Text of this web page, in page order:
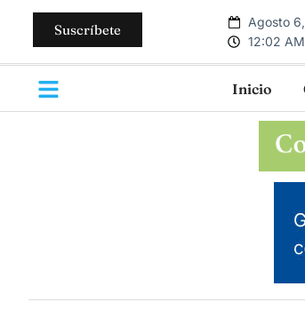
Suscríbete
Agosto
12:02 AM
Inicio